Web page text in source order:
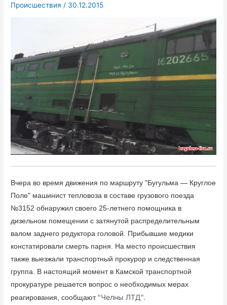
Происшествия / 30.12.2015
Вчера во время движения по маршруту "Бугульма — Круглое
Поле" машинист тепловоза в составе грузового поезда
№3152 обнаружил своего 25-летнего помощника в
дизельном помещении с затянутой распределительным
валом заднего редуктора головой. Прибывшие медики
констатировали смерть парня. На место происшествия
также выезжали транспортный прокурор и следственная
группа. В настоящий момент в Камской транспортной
прокуратуре решается вопрос о необходимых мерах
реагирования, сообщают"Челны ЛТД".